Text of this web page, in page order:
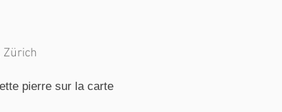
Zürich
pierre sur la carte